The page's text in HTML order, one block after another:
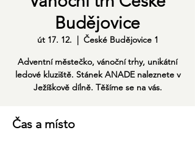
Budějovice
út 17. 12.
České Budějovice 1
Adventní městečko, vánoční trhy, unikátní
ledové kluziště. Stánek ANADE naleznete v
Ježíškově dílně. Těšíme se na vás.
Čas a místo